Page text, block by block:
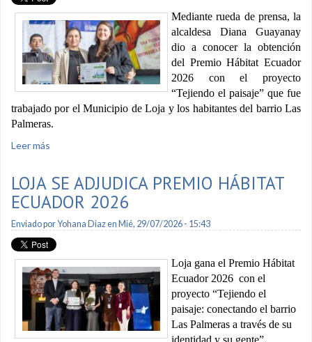
Mediante rueda de prensa, la
alcaldesa Diana Guayanay
dio a conocer la obtención
del Premio Hábitat Ecuador
2026 con el proyecto
“Tejiendo el paisaje” que fue
trabajado por el Municipio de Loja y los habitantes del barrio Las
Palmeras.
Leer más
LOJA SE ADJUDICA PREMIO HÁBITAT
ECUADOR 2026
Enviado porYohana Diazen Mié, 29/07/2026 - 15:43
Loja gana el Premio Hábitat
Ecuador 2026 con el
proyecto “Tejiendo el
paisaje: conectando el barrio
Las Palmeras a través de su
identidad y su gente”,